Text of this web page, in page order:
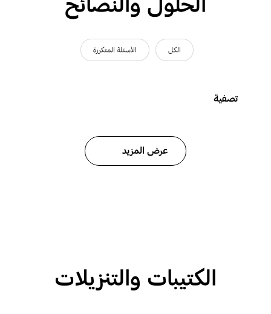
الكل الأسئلة المتكررة
تصفية
عرض المزيد
الكتيبات والتنزيلات